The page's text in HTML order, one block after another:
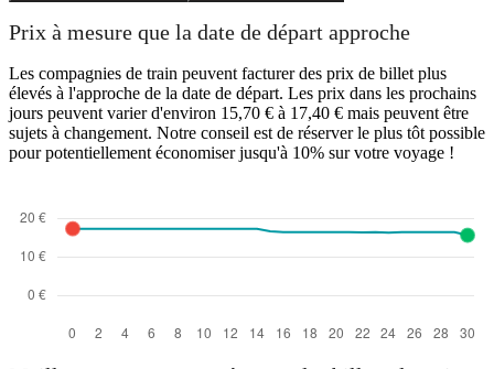
Prix à mesure que la date de départ approche
Les compagnies de train peuvent facturer des prix de billet plus
élevés à l'approche de la date de départ. Les prix dans les prochains
jours peuvent varier d'environ 15,70 € à 17,40 € mais peuvent être
sujets à changement. Notre conseil est de réserver le plus tôt possible
pour potentiellement économiser jusqu'à 10% sur votre voyage !